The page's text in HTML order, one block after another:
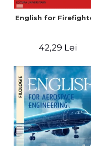
English for
42,29 Lei